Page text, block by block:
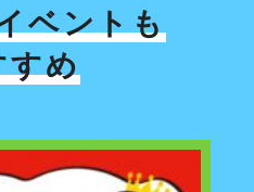
ベントも
すめ